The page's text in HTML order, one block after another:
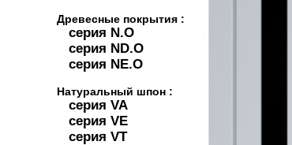
Древесные покрытия :
серия N.O
серия ND.O
серия NE.O
Натуральный шпон :
серия VA
серия VE
серия VT